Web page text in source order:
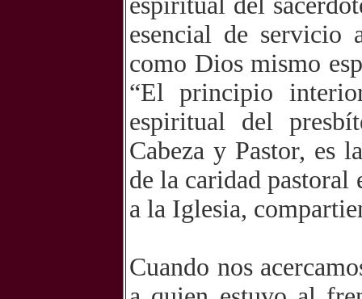
esencial de servicio
como Dios mismo
“El principio
espiritual del
Cabeza y Pastor, es
de la caridad pastoral
a la Iglesia,
Cuando nos